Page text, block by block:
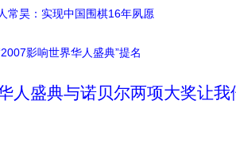
常昊：实现中国围棋16年夙愿
影响世界华人盛典”提名
人盛典与诺贝尔两项大奖让我